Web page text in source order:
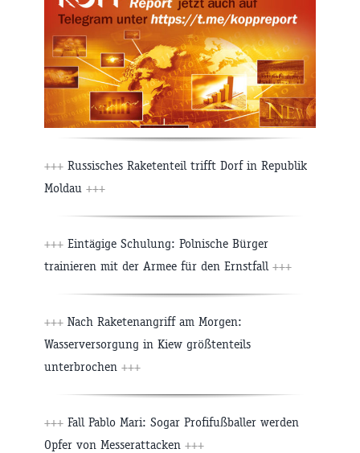
+++ Russisches Raketenteil trifft Dorf in Republik
Moldau +++
+++ Eintägige Schulung: Polnische Bürger
trainieren mit der Armee für den Ernstfall +++
+++ Nach Raketenangriff am Morgen:
Wasserversorgung in Kiew größtenteils
unterbrochen +++
+++ Fall Pablo Mari: Sogar Profifußballer werden
Opfer von Messerattacken +++